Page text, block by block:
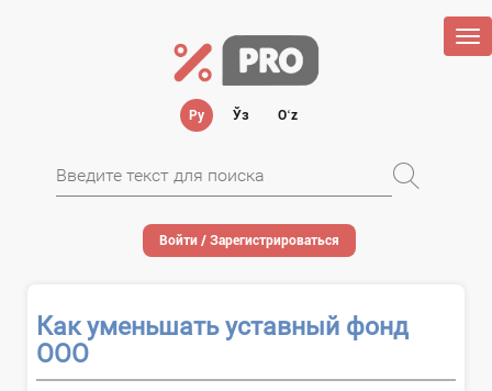
Ру Ўз Oʻz
Войти / Зарегистрироваться
Как уменьшать уставный фонд
ООО